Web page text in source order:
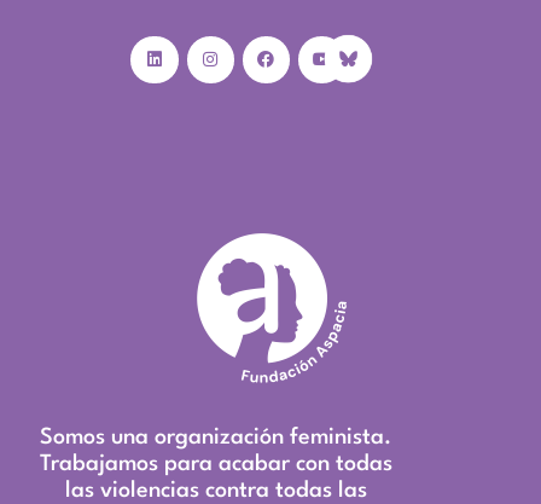
Somos una organización feminista.
Trabajamos para acabar con todas
las violencias contra todas las